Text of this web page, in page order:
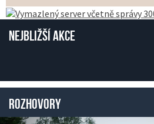
Nejbližší akce
Rozhovory